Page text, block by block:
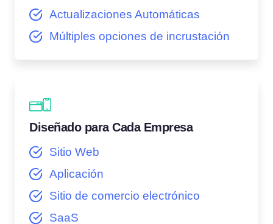
Actualizaciones Automáticas
Múltiples opciones de incrustación
Diseñado para Cada Empresa
Sitio Web
Aplicación
Sitio de comercio electrónico
SaaS